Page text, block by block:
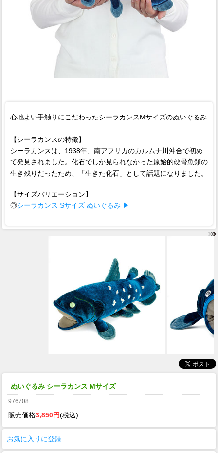
心地よい手触りにこだわったシーラカンスMサイズのぬいぐるみ
【シーラカンスの特徴】
シーラカンスは、1938年、南アフリカのカルムナ川沖合で初め
て発見されました。化石でしか見られなかった原始的硬骨魚類の
生き残りだったため、「生きた化石」として話題になりました。
【サイズバリエーション】
◎シーラカンス Sサイズ ぬいぐるみ ▶
ぬいぐるみ シーラカンス Mサイズ
976708
販売価格3,850円(税込)
お気に入りに登録